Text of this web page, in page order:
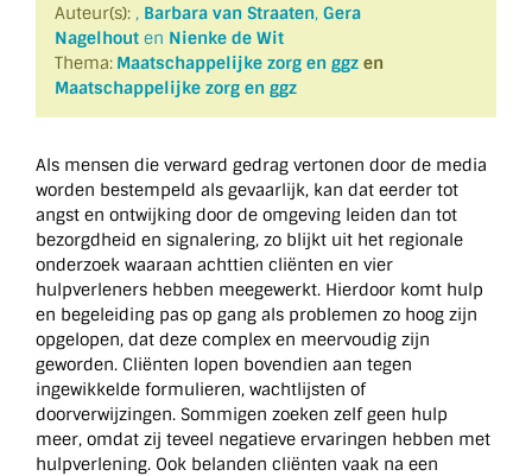
Auteur(s): , Barbara van Straaten, Gera
Nagelhout en Nienke de Wit
Thema: Maatschappelijke zorg en ggz en
Maatschappelijke zorg en ggz
Als mensen die verward gedrag vertonen door de media
worden bestempeld als gevaarlijk, kan dat eerder tot
angst en ontwijking door de omgeving leiden dan tot
bezorgdheid en signalering, zo blijkt uit het regionale
onderzoek waaraan achttien cliënten en vier
hulpverleners hebben meegewerkt. Hierdoor komt hulp
en begeleiding pas op gang als problemen zo hoog zijn
opgelopen, dat deze complex en meervoudig zijn
geworden. Cliënten lopen bovendien aan tegen
ingewikkelde formulieren, wachtlijsten of
doorverwijzingen. Sommigen zoeken zelf geen hulp
meer, omdat zij teveel negatieve ervaringen hebben met
hulpverlening. Ook belanden cliënten vaak na een